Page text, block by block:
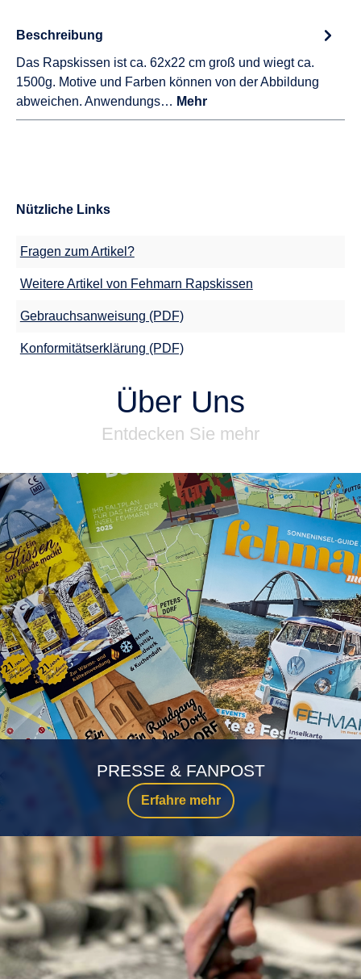
Beschreibung
Das Rapskissen ist ca. 62x22 cm groß und wiegt ca.
1500g. Motive und Farben können von der Abbildung
abweichen. Anwendungs… Mehr
Nützliche Links
Fragen zum Artikel?
Weitere Artikel von Fehmarn Rapskissen
Gebrauchsanweisung (PDF)
Konformitätserklärung (PDF)
Über Uns
Entdecken Sie mehr
Erfahre mehr
PRESSE & FANPOST